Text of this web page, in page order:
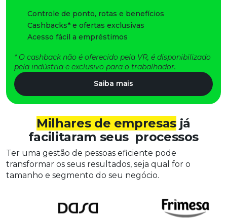
Controle de ponto, rotas e benefícios​
Cashbacks* e ofertas exclusivas
Acesso fácil a empréstimos
* O cashback não é oferecido pela VR, é disponibilizado
pela indústria e exclusivo para o trabalhador. ​
Saiba mais
Milhares de empresasjá
facilitaram seus processos
Ter uma gestão de pessoas eficiente pode
transformar os seus resultados, seja qual for o
tamanho e segmento do seu negócio.